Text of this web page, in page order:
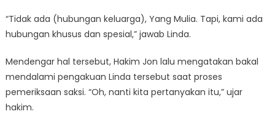
“Tidak ada (hubungan keluarga), Yang Mulia. Tapi, kami ada
hubungan khusus dan spesial,” jawab Linda.
Mendengar hal tersebut, Hakim Jon lalu mengatakan bakal
mendalami pengakuan Linda tersebut saat proses
pemeriksaan saksi. “Oh, nanti kita pertanyakan itu,” ujar
hakim.